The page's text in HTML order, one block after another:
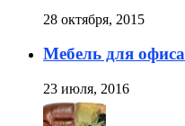
28 октября, 2015
Мебель для
23 июля, 2016